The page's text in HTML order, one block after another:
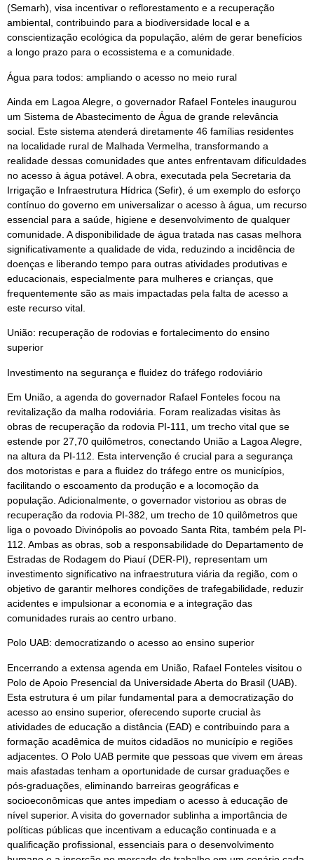
(Semarh), visa incentivar o reflorestamento e a recuperação
ambiental, contribuindo para a biodiversidade local e a
conscientização ecológica da população, além de gerar benefícios
a longo prazo para o ecossistema e a comunidade.
Água para todos: ampliando o acesso no meio rural
Ainda em Lagoa Alegre, o governador Rafael Fonteles inaugurou
um Sistema de Abastecimento de Água de grande relevância
social. Este sistema atenderá diretamente 46 famílias residentes
na localidade rural de Malhada Vermelha, transformando a
realidade dessas comunidades que antes enfrentavam dificuldades
no acesso à água potável. A obra, executada pela Secretaria da
Irrigação e Infraestrutura Hídrica (Sefir), é um exemplo do esforço
contínuo do governo em universalizar o acesso à água, um recurso
essencial para a saúde, higiene e desenvolvimento de qualquer
comunidade. A disponibilidade de água tratada nas casas melhora
significativamente a qualidade de vida, reduzindo a incidência de
doenças e liberando tempo para outras atividades produtivas e
educacionais, especialmente para mulheres e crianças, que
frequentemente são as mais impactadas pela falta de acesso a
este recurso vital.
União: recuperação de rodovias e fortalecimento do ensino
superior
Investimento na segurança e fluidez do tráfego rodoviário
Em União, a agenda do governador Rafael Fonteles focou na
revitalização da malha rodoviária. Foram realizadas visitas às
obras de recuperação da rodovia PI-111, um trecho vital que se
estende por 27,70 quilômetros, conectando União a Lagoa Alegre,
na altura da PI-112. Esta intervenção é crucial para a segurança
dos motoristas e para a fluidez do tráfego entre os municípios,
facilitando o escoamento da produção e a locomoção da
população. Adicionalmente, o governador vistoriou as obras de
recuperação da rodovia PI-382, um trecho de 10 quilômetros que
liga o povoado Divinópolis ao povoado Santa Rita, também pela PI-
112. Ambas as obras, sob a responsabilidade do Departamento de
Estradas de Rodagem do Piauí (DER-PI), representam um
investimento significativo na infraestrutura viária da região, com o
objetivo de garantir melhores condições de trafegabilidade, reduzir
acidentes e impulsionar a economia e a integração das
comunidades rurais ao centro urbano.
Polo UAB: democratizando o acesso ao ensino superior
Encerrando a extensa agenda em União, Rafael Fonteles visitou o
Polo de Apoio Presencial da Universidade Aberta do Brasil (UAB).
Esta estrutura é um pilar fundamental para a democratização do
acesso ao ensino superior, oferecendo suporte crucial às
atividades de educação a distância (EAD) e contribuindo para a
formação acadêmica de muitos cidadãos no município e regiões
adjacentes. O Polo UAB permite que pessoas que vivem em áreas
mais afastadas tenham a oportunidade de cursar graduações e
pós-graduações, eliminando barreiras geográficas e
socioeconômicas que antes impediam o acesso à educação de
nível superior. A visita do governador sublinha a importância de
políticas públicas que incentivam a educação continuada e a
qualificação profissional, essenciais para o desenvolvimento